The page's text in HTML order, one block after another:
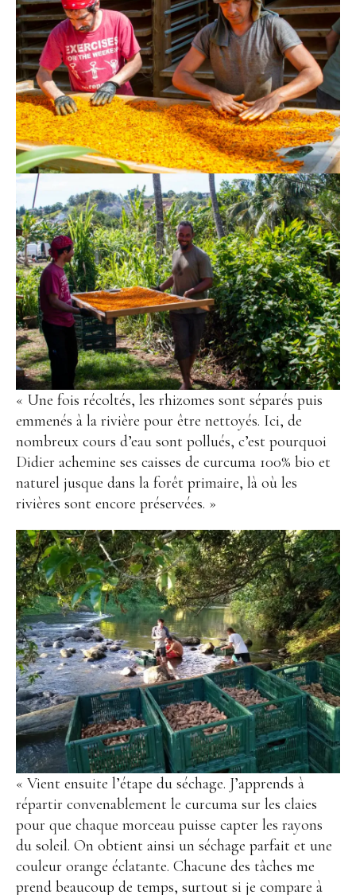
« Une fois récoltés, les rhizomes sont séparés puis
emmenés à la rivière pour être nettoyés. Ici, de
nombreux cours d’eau sont pollués, c’est pourquoi
Didier achemine ses caisses de curcuma 100% bio et
naturel jusque dans la forêt primaire, là où les
rivières sont encore préservées. »
« Vient ensuite l’étape du séchage. J’apprends à
répartir convenablement le curcuma sur les claies
pour que chaque morceau puisse capter les rayons
du soleil. On obtient ainsi un séchage parfait et une
couleur orange éclatante. Chacune des tâches me
prend beaucoup de temps, surtout si je compare à